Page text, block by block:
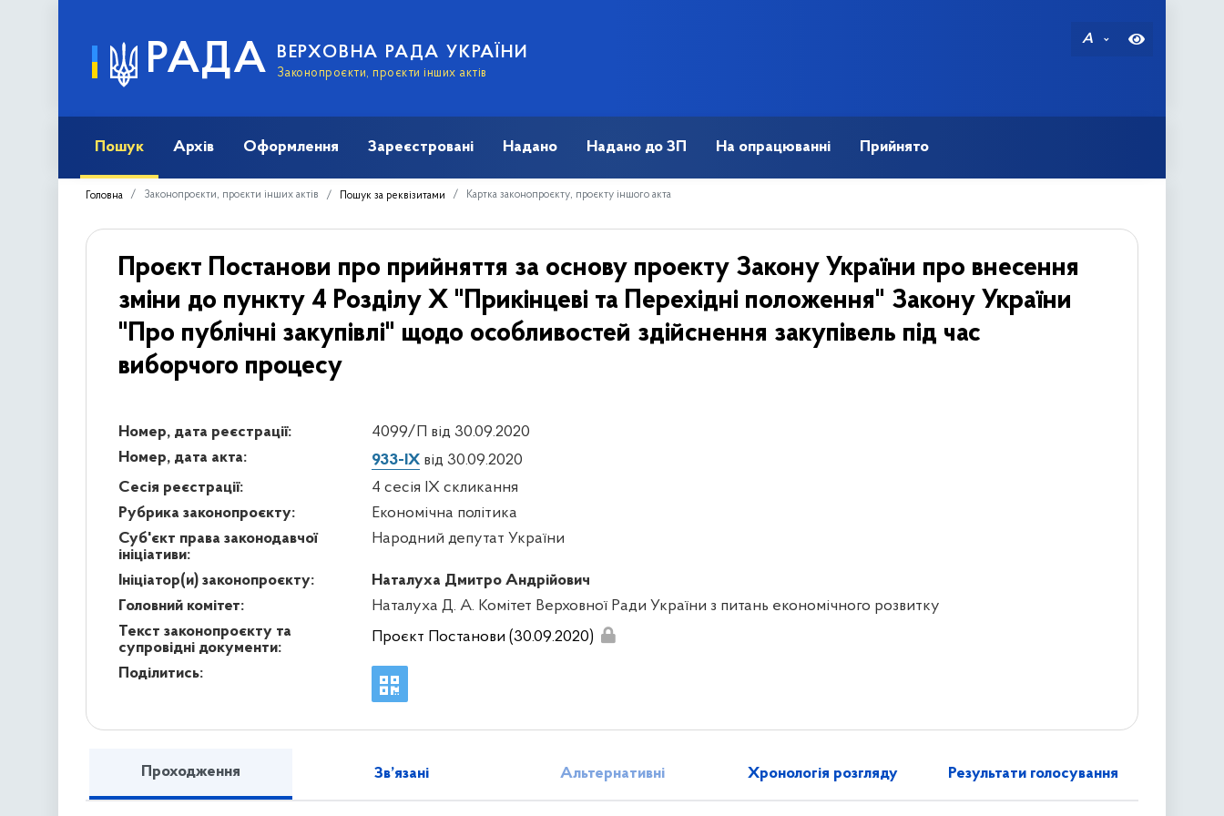
РАДА ВЕРХОВНА РАДА УКРАЇНИ
Законопроєкти, проєкти інших актів
A
Пошук Архів Оформлення Зареєстровані Надано Надано до ЗП На опрацюванні Прийнято
Головна Законопроєкти, проєкти інших актів Пошук за реквізитами Картка законопроєкту, проєкту іншого акта
Проєкт Постанови про прийняття за основу проекту Закону України про внесення
зміни до пункту 4 Розділу X "Прикінцеві та Перехідні положення" Закону України
"Про публічні закупівлі" щодо особливостей здійснення закупівель під час
виборчого процесу
Номер, дата реєстрації:
4099/П від 30.09.2020
Номер, дата акта:
933-IX від 30.09.2020
Сесія реєстрації:
4 сесія IX скликання
Рубрика законопроєкту:
Економічна політика
Суб'єкт права законодавчої
ініціативи:
Народний депутат України
Ініціатор(и) законопроєкту:
Наталуха Дмитро Андрійович
Головний комітет:
Наталуха Д. А. Комітет Верховної Ради України з питань економічного розвитку
Текст законопроєкту та
супровідні документи:
Проєкт Постанови (30.09.2020)
Поділитись:
Проходження Зв’язані Альтернативні Хронологія розгляду Результати голосування